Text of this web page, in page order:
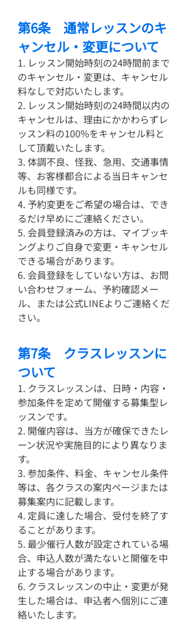
第6条 通常レッスンのキ
ャンセル・変更について
1. レッスン開始時刻の24時間前まで
のキャンセル・変更は、キャンセル
料なしで対応いたします。
2. レッスン開始時刻の24時間以内の
キャンセルは、理由にかかわらずレ
ッスン料の100%をキャンセル料と
して頂戴いたします。
3. 体調不良、怪我、急用、交通事情
等、お客様都合による当日キャンセ
ルも同様です。
4. 予約変更をご希望の場合は、でき
るだけ早めにご連絡ください。
5. 会員登録済みの方は、マイブッキ
ングよりご自身で変更・キャンセル
できる場合があります。
6. 会員登録をしていない方は、お問
い合わせフォーム、予約確認メー
ル、または公式LINEよりご連絡くだ
さい。
第7条 クラスレッスンに
ついて
1. クラスレッスンは、日時・内容・
参加条件を定めて開催する募集型レ
ッスンです。
2. 開催内容は、当方が確保できたレ
ーン状況や実施目的により異なりま
す。
3. 参加条件、料金、キャンセル条件
等は、各クラスの案内ページまたは
募集案内に記載します。
4. 定員に達した場合、受付を終了す
ることがあります。
5. 最少催行人数が設定されている場
合、申込人数が満たないと開催を中
止する場合があります。
6. クラスレッスンの中止・変更が発
生した場合は、申込者へ個別にご連
絡いたします。